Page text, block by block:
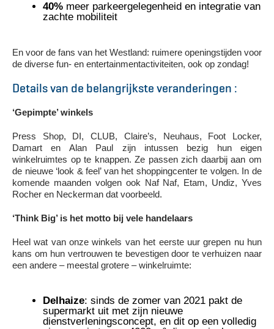
40% meer parkeergelegenheid en integratie van
zachte mobiliteit
En voor de fans van het Westland: ruimere openingstijden voor
de diverse fun- en entertainmentactiviteiten, ook op zondag!
Details van de belangrijkste veranderingen :
‘Gepimpte’ winkels
Press Shop, DI, CLUB, Claire’s, Neuhaus, Foot Locker,
Damart en Alan Paul zijn intussen bezig hun eigen
winkelruimtes op te knappen. Ze passen zich daarbij aan om
de nieuwe ‘look & feel’ van het shoppingcenter te volgen. In de
komende maanden volgen ook Naf Naf, Etam, Undiz, Yves
Rocher en Neckerman dat voorbeeld.
‘Think Big’ is het motto bij vele handelaars
Heel wat van onze winkels van het eerste uur grepen nu hun
kans om hun vertrouwen te bevestigen door te verhuizen naar
een andere – meestal grotere – winkelruimte:
Delhaize: sinds de zomer van 2021 pakt de
supermarkt uit met zijn nieuwe
dienstverleningsconcept, en dit op een volledig